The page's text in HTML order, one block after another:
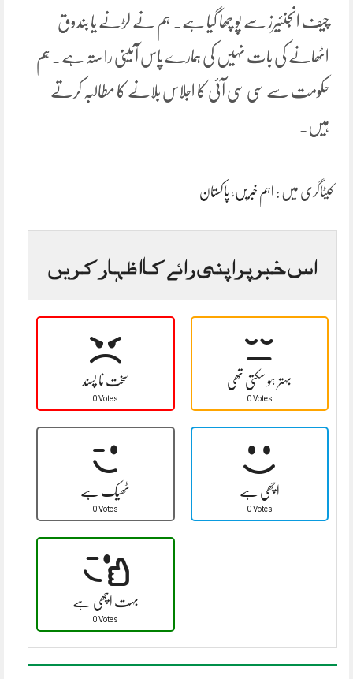
چیف انجنئیرز سے پو چھا گیا ہے۔ ہم نے لڑنے یا بندوق
اٹھانے کی بات نہیں کی ہمارے پاس آئینی راستہ ہے۔ ہم
حکومت سے سی سی آئی کا اجلاس بلانے کا مطالبہ کرتے
ہیں۔
کیٹاگری میں : اہم خبریں ، پاکستان
اس خبر پر اپنی رائے کا اظہار کریں
سخت نا پسند
0 Votes
بہتر ہو سکتی تھی
0 Votes
ٹھیک ہے
0 Votes
اچھی ہے
0 Votes
بہت اچھی ہے
0 Votes